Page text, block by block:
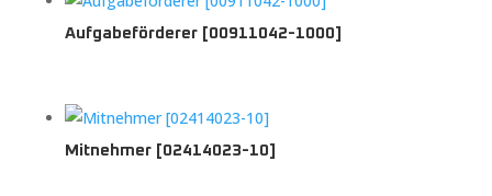
Aufgabeförderer [00911042-1000]
Mitnehmer [02414023-10]